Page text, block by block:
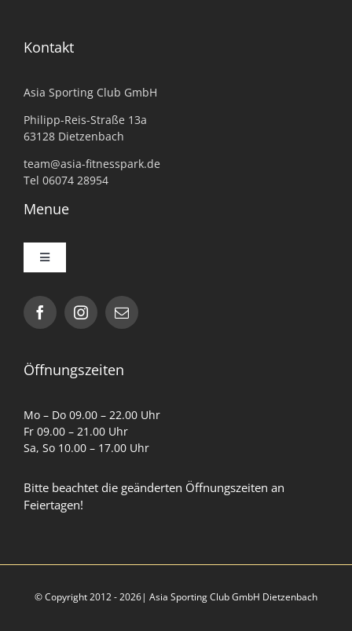
Kontakt
Asia Sporting Club GmbH
Philipp-Reis-Straße 13a
63128 Dietzenbach
team@asia-fitnesspark.de
Tel 06074 28954
Menue
Toggle
Impressum
Cookie-Richtlinie (EU)
Partner
Öffnungszeiten
Mo – Do 09.00 – 22.00 Uhr
Fr 09.00 – 21.00 Uhr
Sa, So 10.00 – 17.00 Uhr
Bitte beachtet die geänderten Öffnungszeiten an
Feiertagen!
© Copyright 2012 - 2026| Asia Sporting Club GmbH Dietzenbach